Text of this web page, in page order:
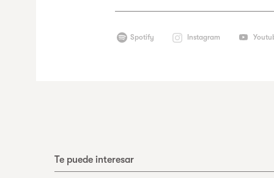
Spotify Instagram
Te puede interesar